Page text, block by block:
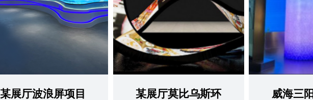
某展厅波浪屏项目 某展厅莫比乌斯环 威海三